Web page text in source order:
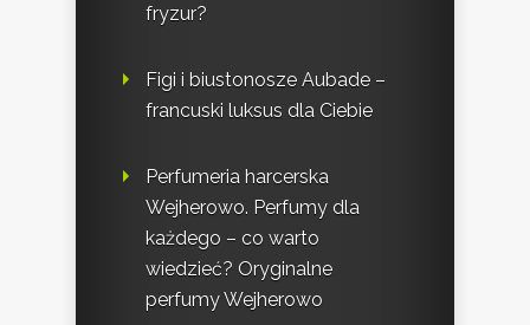
fryzur?
Figi i biustonosze Aubade –
francuski luksus dla Ciebie
Perfumeria harcerska
Wejherowo. Perfumy dla
każdego – co warto
wiedzieć? Oryginalne
perfumy Wejherowo